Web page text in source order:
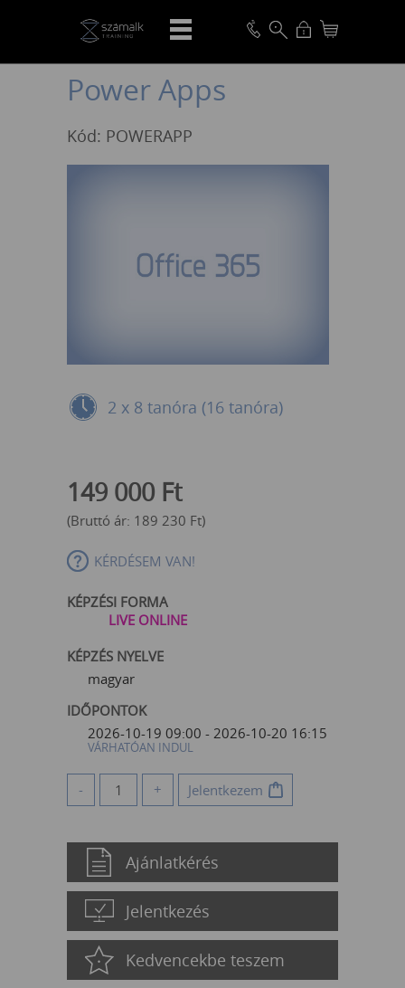
VISSZA
Power Apps
Kód: POWERAPP
2 x 8 tanóra (16 tanóra)
149 000 Ft
(Bruttó ár: 189 230 Ft)
KÉRDÉSEM VAN!
KÉPZÉSI FORMA
LIVE ONLINE
KÉPZÉS NYELVE
magyar
IDŐPONTOK
2026-10-19 09:00 - 2026-10-20 16:15
VÁRHATÓAN INDUL
- + Jelentkezem
Ajánlatkérés
Jelentkezés
Kedvencekbe teszem